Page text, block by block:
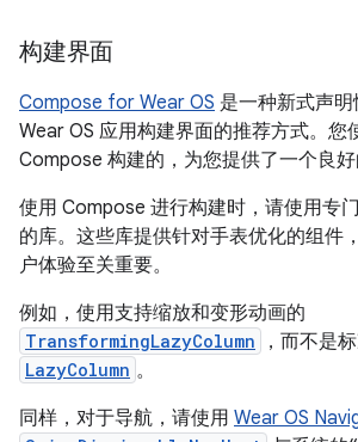
构建界面
Compose for Wear OS 是一种新式声
Wear OS 应用构建界面的推荐方式。您
Compose 构建的，为您提供了一个良好
使用 Compose 进行构建时，请使用专
的库。这些库提供针对手表优化的组件
户体验至关重要。
例如，使用支持缩放和变形动画的
TransformingLazyColumn ，而不是
LazyColumn 。
同样，对于导航，请使用 Wear OS